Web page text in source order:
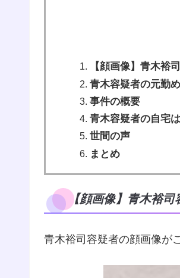
【顔画像】青木裕
青木容疑者の元勤
事件の概要
青木容疑者の自宅
世間の声
まとめ
【顔画像】青木裕司
青木裕司容疑者の顔画像が